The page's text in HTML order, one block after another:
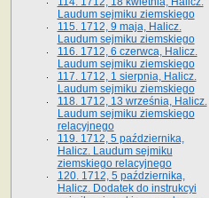
Laudum sejmiku ziemskiego
115. 1712, 9 maja, Halicz.
Laudum sejmiku ziemskiego
116. 1712, 6 czerwca, Halicz.
Laudum sejmiku ziemskiego
117. 1712, 1 sierpnia, Halicz.
Laudum sejmiku ziemskiego
118. 1712, 13 września, Halicz.
Laudum sejmiku ziemskiego
relacyjnego
119. 1712, 5 października,
Halicz. Laudum sejmiku
ziemskiego relacyjnego
120. 1712, 5 października,
Halicz. Dodatek do instrukcyi